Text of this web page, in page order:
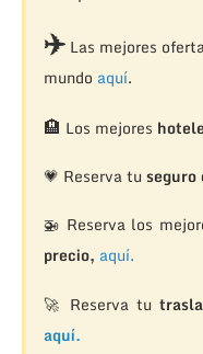
✈️Las mejores
mundo aquí.
🏨 Los mejores
💗 Reserva tu seguro
🚁 Reserva los
precio, aquí.
🚀 Reserva tu
aquí.